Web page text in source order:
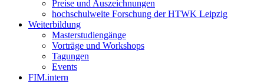
Preise und Auszeichnungen
hochschulweite Forschung der HTWK Leipzig
Weiterbildung
Masterstudiengänge
Vorträge und Workshops
Tagungen
Events
FIM.intern